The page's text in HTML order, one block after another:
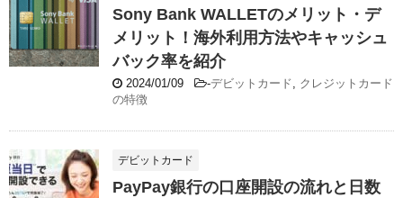
Sony Bank WALLETのメリット・デ
メリット！海外利用方法やキャッシュ
バック率を紹介
2024/01/09 -デビットカード
クレジットカード
の特徴
デビットカード
PayPay銀行の口座開設の流れと日数